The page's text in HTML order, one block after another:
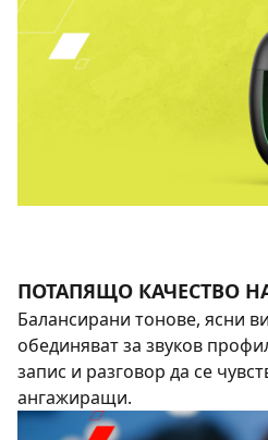
ПОТАПЯЩО КАЧЕСТВО
Балансирани тонове, ясни
обединяват за звуков
запис и разговор да се
ангажиращи.